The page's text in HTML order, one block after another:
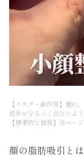
【リスク・副作用】腫れ
症状がなるべく出ないよ
【標準的な価格】当ペー
顔の脂肪吸引と